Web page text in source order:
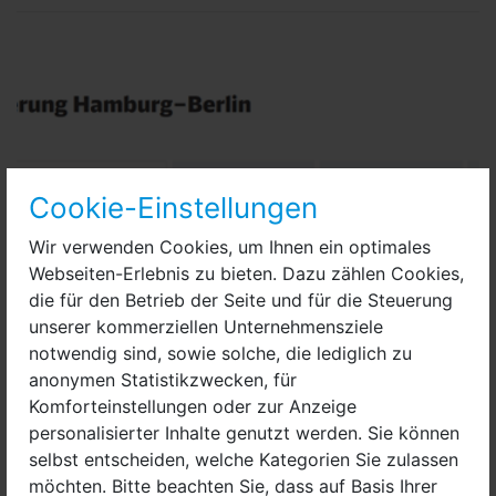
Cookie-Einstellungen
Wir verwenden Cookies, um Ihnen ein optimales
Webseiten-Erlebnis zu bieten. Dazu zählen Cookies,
die für den Betrieb der Seite und für die Steuerung
unserer kommerziellen Unternehmensziele
notwendig sind, sowie solche, die lediglich zu
anonymen Statistikzwecken, für
Komforteinstellungen oder zur Anzeige
personalisierter Inhalte genutzt werden. Sie können
selbst entscheiden, welche Kategorien Sie zulassen
möchten. Bitte beachten Sie, dass auf Basis Ihrer